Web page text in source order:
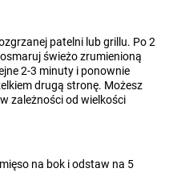
patelni lub grillu. Po 2
świeżo zrumienioną
2-3 minuty i ponownie
drugą stronę. Możesz
zależności od wielkości
na bok i odstaw na 5